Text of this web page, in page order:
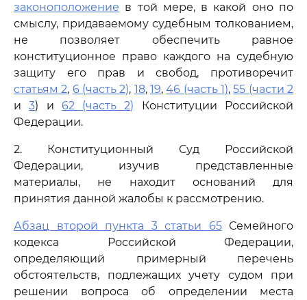
законоположение в той мере, в какой оно по
смыслу, придаваемому судебным толкованием,
не позволяет обеспечить равное
конституционное право каждого на судебную
защиту его прав и свобод, противоречит
статьям 2, 6 (часть 2), 18,19,46 (часть 1),55 (части 2
и3) и 62 (часть 2) Конституции Российской
Федерации.
2. Конституционный Суд Российской
Федерации, изучив представленные
материалы, не находит оснований для
принятия данной жалобы к рассмотрению.
Абзац второй пункта 3 статьи 65Семейного
кодекса Российской Федерации,
определяющий примерный перечень
обстоятельств, подлежащих учету судом при
решении вопроса об определении места